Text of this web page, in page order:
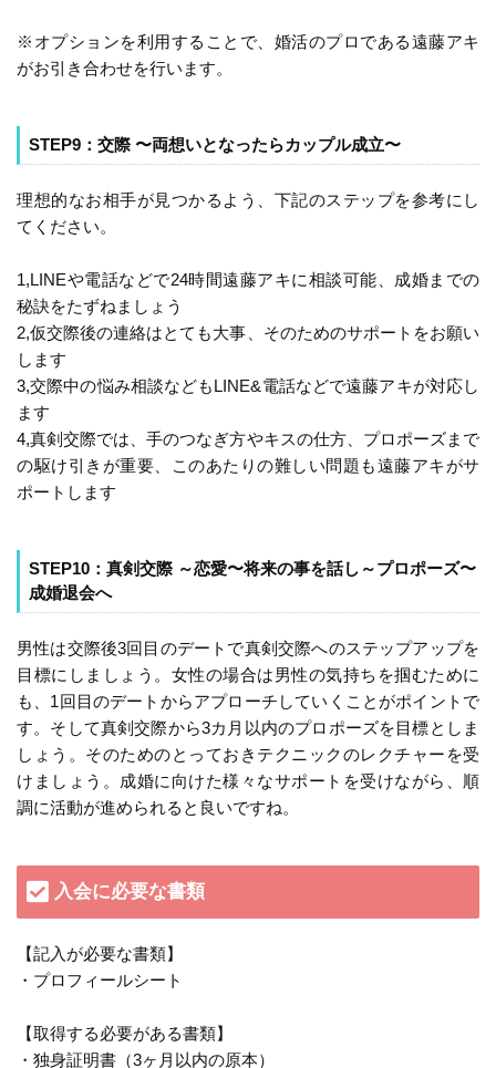
※オプションを利用することで、婚活のプロである遠藤アキ
がお引き合わせを行います。
STEP9：交際 〜両想いとなったらカップル成立〜
理想的なお相手が見つかるよう、下記のステップを参考にし
てください。
1,LINEや電話などで24時間遠藤アキに相談可能、成婚までの
秘訣をたずねましょう
2,仮交際後の連絡はとても大事、そのためのサポートをお願い
します
3,交際中の悩み相談などもLINE&電話などで遠藤アキが対応し
ます
4,真剣交際では、手のつなぎ方やキスの仕方、プロポーズまで
の駆け引きが重要、このあたりの難しい問題も遠藤アキがサ
ポートします
STEP10：真剣交際 ～恋愛〜将来の事を話し～プロポーズ〜
成婚退会へ
男性は交際後3回目のデートで真剣交際へのステップアップを
目標にしましょう。女性の場合は男性の気持ちを掴むために
も、1回目のデートからアプローチしていくことがポイントで
す。そして真剣交際から3カ月以内のプロポーズを目標としま
しょう。そのためのとっておきテクニックのレクチャーを受
けましょう。成婚に向けた様々なサポートを受けながら、順
調に活動が進められると良いですね。
入会に必要な書類
【記入が必要な書類】
・プロフィールシート
【取得する必要がある書類】
・独身証明書（3ヶ月以内の原本）